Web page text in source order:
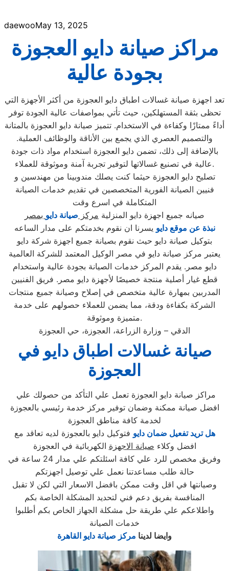
daewooMay 13, 2025
مراكز صيانة دايو العجوزة
بجودة عالية
تعد اجهزة صيانة غسالات اطباق دايو العجوزة من أكثر الأجهزة التي
تحظى بثقة المستهلكين، حيث تأتي بمواصفات عالية الجودة توفر
أداءً ممتازًا وكفاءة في الاستخدام. تتميز صيانة دايو العجوزة بالمتانة
والتصميم العصري الذي يجمع بين الأناقة والوظائف العملية.
بالإضافة إلى ذلك، تضمن دايو العجوزة استخدام مواد ذات جودة
عالية في تصنيع غسالاتها لتوفير تجربة آمنة وموثوقة للعملاء.
تصليح دايو العجوزة حيثما كنت يصلك مندوبينا من مهندسين و
فنيين الصيانة الفورية المتخصصين في تقديم خدمات الصيانة
المتكاملة في اسرع وقت
صيانه جميع اجهزة دايو المنزلية مركز صيانة دايو بمصر
نبذة عن موقع دايو يسرنا ان نقوم بخدمتكم على مدار الساعه
بتوكيل صيانة دايو حيث نقوم بصيانة جميع اجهزة شركة دايو
يعتبر مركز صيانة دايو في مصر الوكيل المعتمد للشركة العالمية
دايو مصر. يقدم المركز خدمات الصيانة بجودة عالية واستخدام
قطع غيار أصلية منتجة خصيصًا لأجهزة دايو مصر. فريق الفنيين
المدربين بمهارة عالية متخصص في إصلاح وصيانة جميع منتجات
الشركة بكفاءة ودقة، مما يضمن للعملاء حصولهم على خدمة
متميزة وموثوقة.
الدقي – وزارة الزراعة، العجوزة، حي العجوزة
صيانة غسالات اطباق دايو في
العجوزة
افضل صيانة ممكنة وضمان توفير مركز خدمة رئيسي بالعجوزة
لخدمة كافة مناطق العجوزة
هل تريد تفعيل ضمان دايو فتوكيل دايو بالعجوزة لديه تعاقد مع
افضل وكلاء صيانة الاجهزة الكهربائية في العجوزة
وفريق مخصص للرد علي كافة اسئلتكم علي مدار 24 ساعة في
حالة طلب مساعدتنا نعمل علي توصيل اجهزتكم
وصيانتها في اقل وقت ممكن بافضل الاسعار التي لكن لا تقبل
المنافسة بفريق دعم فني لتحديد المشكلة الخاصة بكم
واطلاعكم علي طريقة حل مشكلة الجهاز الخاص بكم أطلبوا
خدمات الصيانة
وايضا لدينا مركز صيانة دايو القاهرة